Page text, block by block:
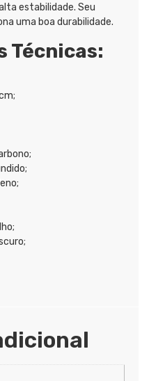
estabilidade. Seu
uma boa durabilidade.
Técnicas: